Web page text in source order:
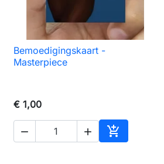
 Snel bekijken
Bemoedigingskaart -
Masterpiece
€ 1,00
  
In